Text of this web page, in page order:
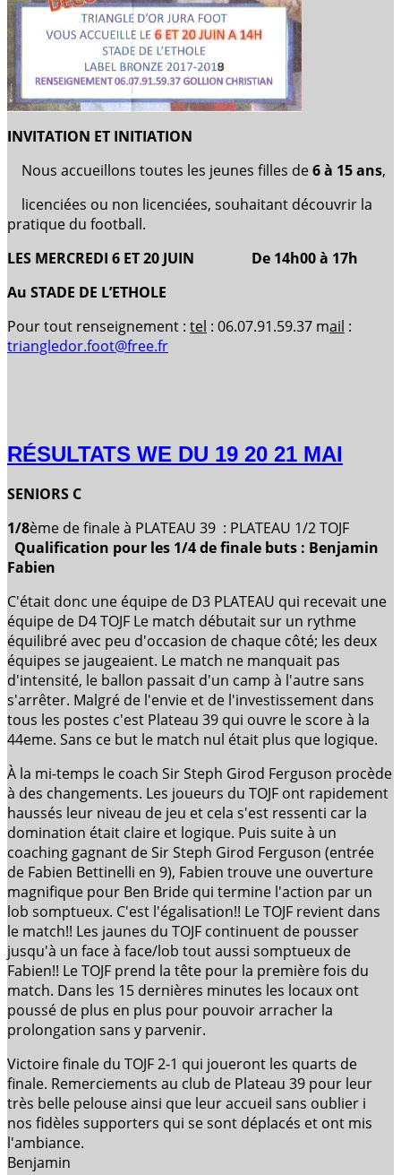
INVITATION ET INITIATION
Nous accueillons toutes les jeunes filles de6 à 15 ans,
licenciées ou non licenciées, souhaitant découvrir la
pratique du football.
LES MERCREDI 6 ET 20 JUIN De 14h00 à 17h
Au STADE DE L’ETHOLE
Pour tout renseignement : tel : 06.07.91.59.37 mail :
triangledor.foot@free.fr
RÉSULTATS WE DU 19 20 21 MAI
SENIORS C
1/8ème de finale à PLATEAU 39 : PLATEAU 1/2 TOJF
Qualification pour les 1/4 de finale buts : Benjamin
Fabien
C'était donc une équipe de D3 PLATEAU qui recevait une
équipe de D4 TOJF Le match débutait sur un rythme
équilibré avec peu d'occasion de chaque côté; les deux
équipes se jaugeaient. Le match ne manquait pas
d'intensité, le ballon passait d'un camp à l'autre sans
s'arrêter. Malgré de l'envie et de l'investissement dans
tous les postes c'est Plateau 39 qui ouvre le score à la
44eme. Sans ce but le match nul était plus que logique.
À la mi-temps le coach Sir Steph Girod Ferguson procède
à des changements. Les joueurs du TOJF ont rapidement
haussés leur niveau de jeu et cela s'est ressenti car la
domination était claire et logique. Puis suite à un
coaching gagnant de Sir Steph Girod Ferguson (entrée
de Fabien Bettinelli en 9), Fabien trouve une ouverture
magnifique pour Ben Bride qui termine l'action par un
lob somptueux. C'est l'égalisation!! Le TOJF revient dans
le match!! Les jaunes du TOJF continuent de pousser
jusqu'à un face à face/lob tout aussi somptueux de
Fabien!! Le TOJF prend la tête pour la première fois du
match. Dans les 15 dernières minutes les locaux ont
poussé de plus en plus pour pouvoir arracher la
prolongation sans y parvenir.
Victoire finale du TOJF 2-1 qui joueront les quarts de
finale. Remerciements au club de Plateau 39 pour leur
très belle pelouse ainsi que leur accueil sans oublier i
nos fidèles supporters qui se sont déplacés et ont mis
l'ambiance.
Benjamin